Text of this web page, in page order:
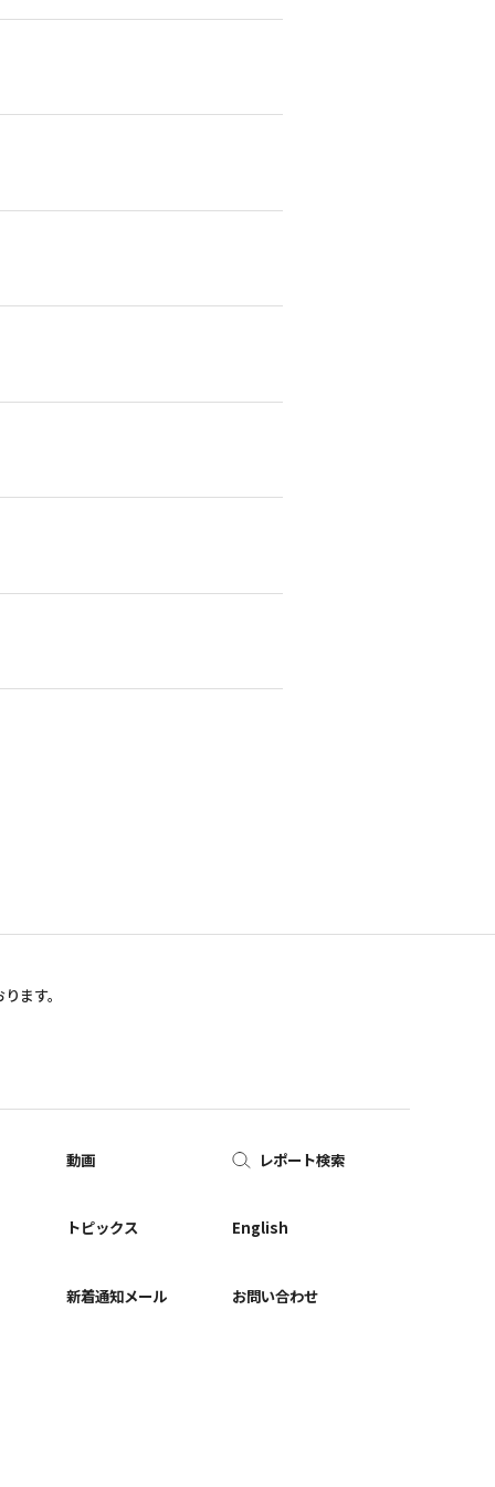
ます。
動画
トピックス
新着通知メール
レポート検索
English
お問い合わせ